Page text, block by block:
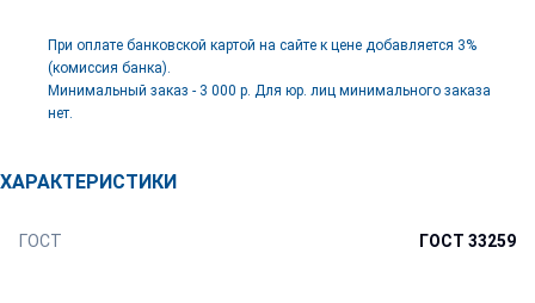
При оплате банковской картой на сайте к цене добавляется 3%
(комиссия банка).
Минимальный заказ - 3 000 р. Для юр. лиц минимального заказа
нет.
ХАРАКТЕРИСТИКИ
ГОСТ ГОСТ 33259